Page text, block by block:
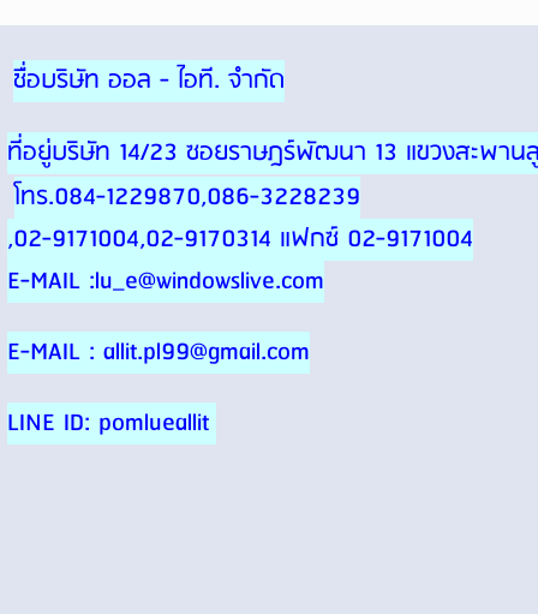
ชื่อบริษัท ออล - ไอที. จำกัด
ที่อยู่บริษัท 14/23 ซอยราษฎร์พัฒนา 13 แขวงสะพาน
โทร.084-1229870,086-3228239
,02-9171004,02-9170314 แฟกซ์ 02-9171004
E-MAIL :lu_e@windowslive.com
E-MAIL : allit.pl99@gmail.com
LINE ID: pomlueallit